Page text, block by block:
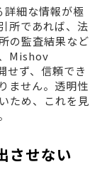
細な情報が極
所であれば、法
の監査結果など
Mishov
せず、信頼でき
ません。透明性
ため、これを見
させない